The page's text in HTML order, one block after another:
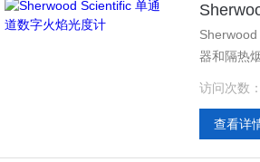
器和隔热
访问次数：
查看详